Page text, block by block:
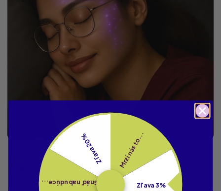
Mrzí nás to...
Zľava 3%
Snáď nabudúce...
Zľava 20%